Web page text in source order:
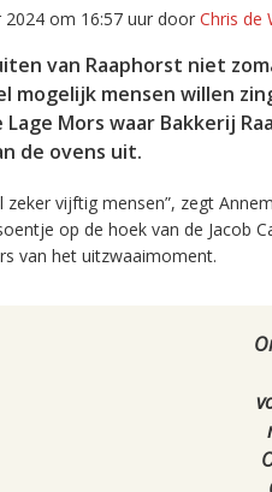
2024 om 16:57 uur door Chris de
van Raaphorst niet
mogelijk mensen willen
Mors waar Bakkerij
de ovens uit.
zeker vijftig mensen”, zegt
op de hoek van de Jacob
van het uitzwaaimoment.